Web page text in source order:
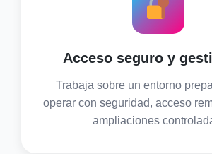
Acceso seguro y
Trabaja sobre un entorno
operar con seguridad, acceso
ampliaciones